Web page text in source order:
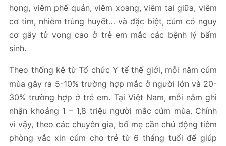
họng, viêm phế quản, viêm xoang, viêm tai giữa, viêm
cơ tim, nhiễm trùng huyết… và đặc biệt, cúm có nguy
cơ gây tử vong cao ở trẻ em mắc các bệnh lý bẩm
sinh.
Theo thống kê từ Tổ chức Y tế thế giới, mỗi năm cúm
mùa gây ra 5-10% trường hợp mắc ở người lớn và 20-
30% trường hợp ở trẻ em. Tại Việt Nam, mỗi năm ghi
nhận khoảng 1 – 1,8 triệu người mắc cúm mùa. Chính
vì vậy, theo các chuyên gia, bố mẹ cần chủ động tiêm
phòng vắc xin cúm cho trẻ từ 6 tháng tuổi để giúp